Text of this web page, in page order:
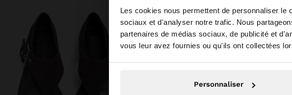
Les cookies nous permettent de personnaliser
sociaux et d'analyser notre trafic. Nous
partenaires de médias sociaux, de publicité et
vous leur avez fournies ou qu'ils ont collectées
Personnaliser
bonjour
Vous accédez au site depuis Tunisia.
Non, je